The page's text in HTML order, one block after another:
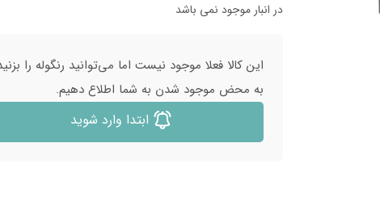
در انبار موجود نمی باشد
این کالا فعلا موجود نیست اما می‌توانید رنگوله را
به محض موجود شدن به شما اطلاع دهیم.
ابتدا وارد شوید